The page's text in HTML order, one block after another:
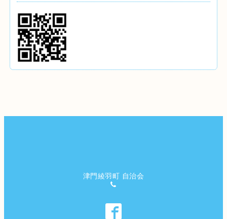
津門綾羽町 自治会